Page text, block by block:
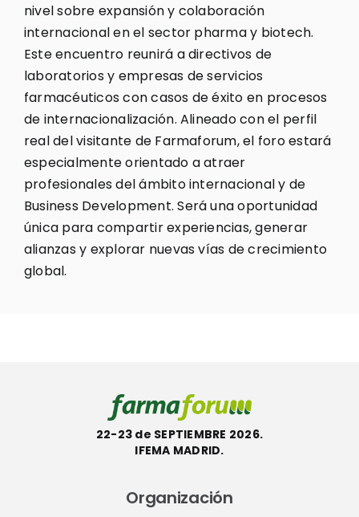
nivel sobre expansión y colaboración
internacional en el sector pharma y biotech.
Este encuentro reunirá a directivos de
laboratorios y empresas de servicios
farmacéuticos con casos de éxito en procesos
de internacionalización. Alineado con el perfil
real del visitante de Farmaforum, el foro estará
especialmente orientado a atraer
profesionales del ámbito internacional y de
Business Development. Será una oportunidad
única para compartir experiencias, generar
alianzas y explorar nuevas vías de crecimiento
global.
22-23 de SEPTIEMBRE 2026.
IFEMA MADRID.
Organización